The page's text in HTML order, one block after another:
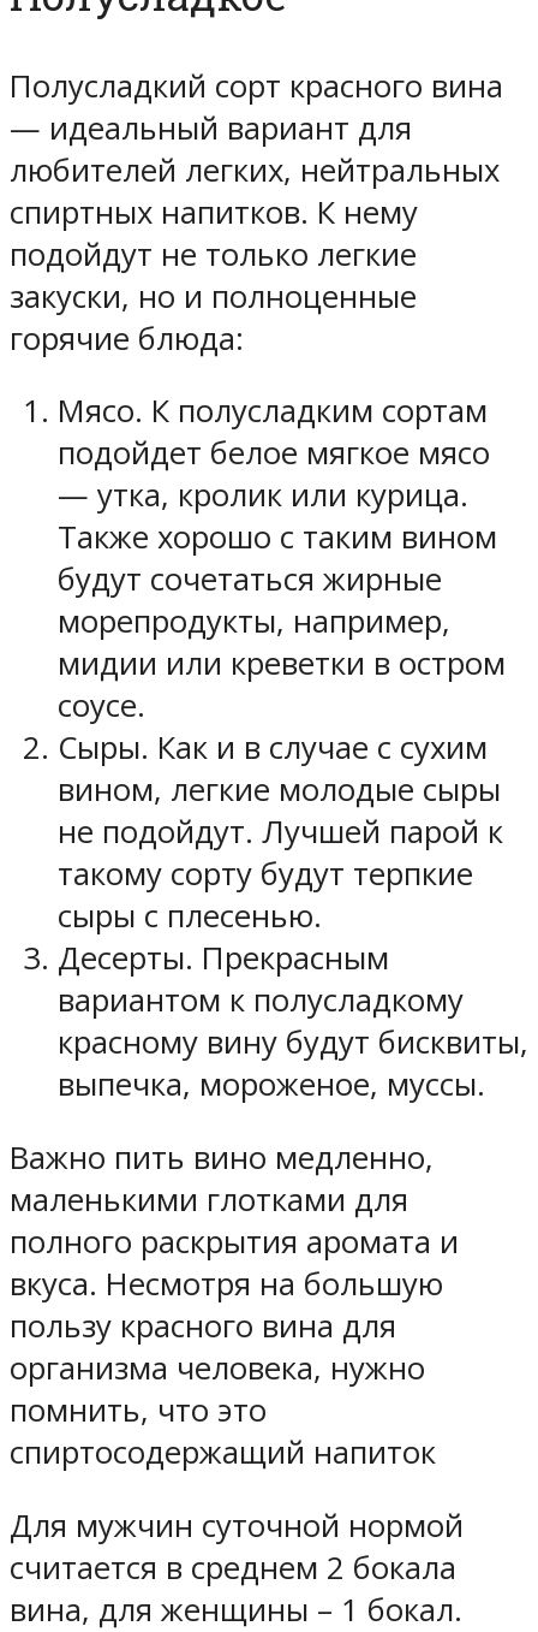
Полусладкий сорт красного вина
— идеальный вариант для
любителей легких, нейтральных
спиртных напитков. К нему
подойдут не только легкие
закуски, но и полноценные
горячие блюда:
Мясо. К полусладким сортам
подойдет белое мягкое мясо
— утка, кролик или курица.
Также хорошо с таким вином
будут сочетаться жирные
морепродукты, например,
мидии или креветки в остром
соусе.
Сыры. Как и в случае с сухим
вином, легкие молодые сыры
не подойдут. Лучшей парой к
такому сорту будут терпкие
сыры с плесенью.
Десерты. Прекрасным
вариантом к полусладкому
красному вину будут бисквиты,
выпечка, мороженое, муссы.
Важно пить вино медленно,
маленькими глотками для
полного раскрытия аромата и
вкуса. Несмотря на большую
пользу красного вина для
организма человека, нужно
помнить, что это
спиртосодержащий напиток
Для мужчин суточной нормой
считается в среднем 2 бокала
вина, для женщины – 1 бокал.